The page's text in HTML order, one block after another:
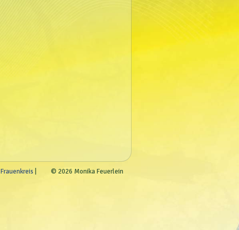
Frauenkreis
© 2026 Monika Feuerlein